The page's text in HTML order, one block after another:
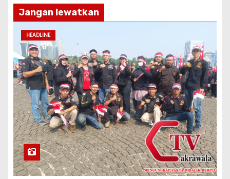
Jangan lewatkan
HEADLINE